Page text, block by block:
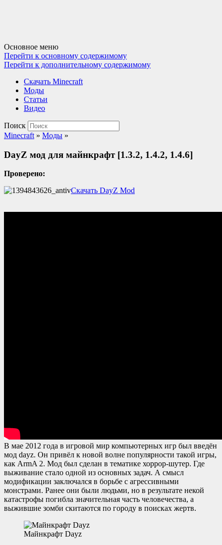
Основное меню
Перейти к основному содержимому
Перейти к дополнительному содержимому
Cкачать Minecraft
Моды
Статьи
Видео
Поиск
Minecraft » Моды »
DayZ мод для майнкрафт [1.3.2, 1.4.2, 1.4.6]
Проверено:
Скачать DayZ Mod
В мае 2012 года в игровой мир компьютерных игр был введён
мод dayz. Он привёл к новой волне популярности такой игры,
как ArmA 2. Мод был сделан в тематике хоррор-шутер. Где
выживание стало одной из основных задач. А смысл
модификации заключался в борьбе с агрессивными
монстрами. Ранее они были людьми, но в результате некой
катастрофы погибла значительная часть человечества, а
выжившие зомби скитаются по городу в поисках жертв.
Майнкрафт Dayz